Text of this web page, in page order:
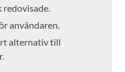
redovisade.
användaren.
alternativ till